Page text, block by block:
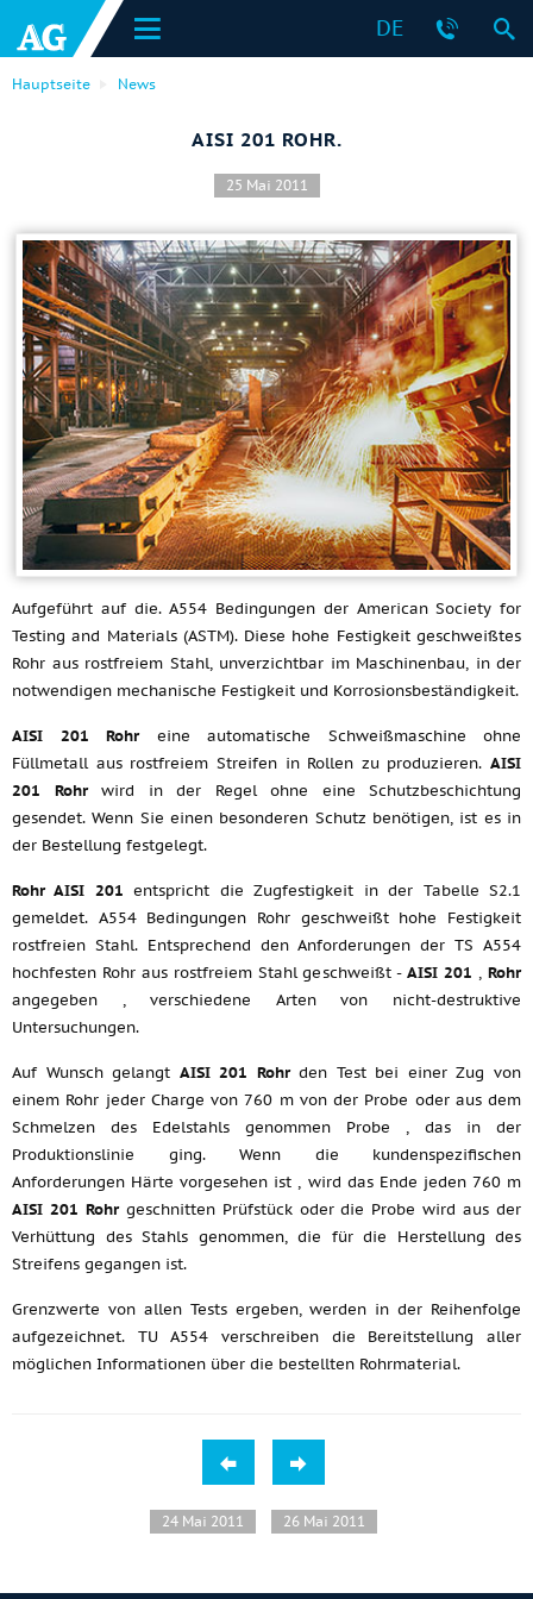
DE
Hauptseite News
AISI 201 ROHR.
25 Mai 2011
Aufgeführt auf die. A554 Bedingungen der American Society for
Testing and Materials (ASTM). Diese hohe Festigkeit geschweißtes
Rohr aus rostfreiem Stahl, unverzichtbar im Maschinenbau, in der
notwendigen mechanische Festigkeit und Korrosionsbeständigkeit.
AISI 201 Rohreine automatische Schweißmaschine ohne
Füllmetall aus rostfreiem Streifen in Rollen zu produzieren. AISI
201 Rohrwird in der Regel ohne eine Schutzbeschichtung
gesendet. Wenn Sie einen besonderen Schutz benötigen, ist es in
der Bestellung festgelegt.
Rohr AISI 201 entspricht die Zugfestigkeit in der Tabelle S2.1
gemeldet. A554 Bedingungen Rohr geschweißt hohe Festigkeit
rostfreien Stahl. Entsprechend den Anforderungen der TS A554
hochfesten Rohr aus rostfreiem Stahl geschweißt -AISI 201 ,Rohr
angegeben , verschiedene Arten von nicht-destruktive
Untersuchungen.
Auf Wunsch gelangt AISI 201 Rohrden Test bei einer Zug von
einem Rohr jeder Charge von 760 m von der Probe oder aus dem
Schmelzen des Edelstahls genommen Probe , das in der
Produktionslinie ging. Wenn die kundenspezifischen
Anforderungen Härte vorgesehen ist , wird das Ende jeden 760 m
AISI 201 Rohrgeschnitten Prüfstück oder die Probe wird aus der
Verhüttung des Stahls genommen, die für die Herstellung des
Streifens gegangen ist.
Grenzwerte von allen Tests ergeben, werden in der Reihenfolge
aufgezeichnet. TU A554 verschreiben die Bereitstellung aller
möglichen Informationen über die bestellten Rohrmaterial.
24 Mai 2011 26 Mai 2011